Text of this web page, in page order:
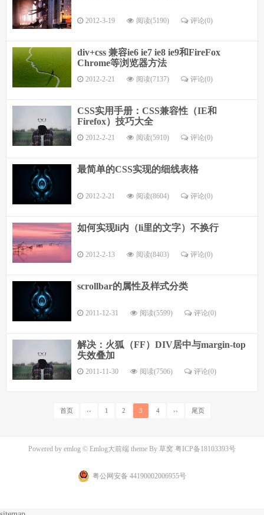
2012-3-19 阅读(5190) 评论(0)
div+css 兼容ie6 ie7 ie8 ie9和FireFox
Chrome等浏览器方法
2012-2-21 阅读(7137) 评论(0)
CSS实用手册：CSS兼容性（IE和
Firefox）技巧大全
2012-2-21 阅读(5910) 评论(0)
最简单的CSS实现的细线表格
2012-2-21 阅读(8604) 评论(0)
如何实现li内（li里的文字）不换行
2012-2-13 阅读(8403) 评论(0)
scrollbar的属性及样式分类
2011-12-31 阅读(5599) 评论(0)
解决：火狐（FF）DIV居中与margin-top
失效叠加
2011-11-30 阅读(7506) 评论(0)
首页 ‹‹ 1 2 3 4 ›› 尾页
Powered by emlog © Emlog大前端 theme By 草窝 粤ICP备18103393号
粤公网安备 44190002006955号